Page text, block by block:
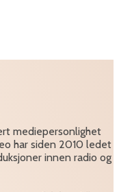
mediepersonlighet
har siden 2010 ledet
innen radio og